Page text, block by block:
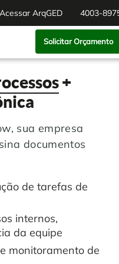
Acessar ArqGED 4003-
Solicitar Orçamento
+
sua empresa
documentos
de tarefas de
internos,
da equipe
monitoramento de